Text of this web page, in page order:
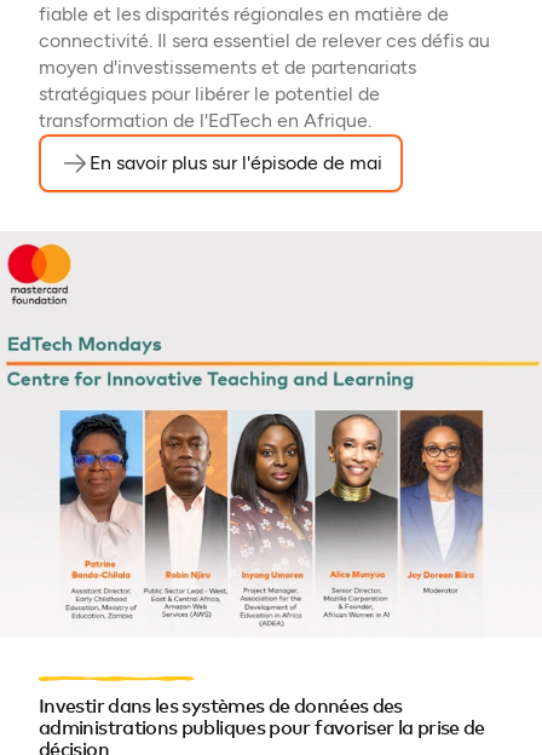
fiable et les disparités régionales en matière de
connectivité. Il sera essentiel de relever ces défis au
moyen d'investissements et de partenariats
stratégiques pour libérer le potentiel de
transformation de l'EdTech en Afrique.
En savoir plus sur l'épisode de mai
Investir dans les systèmes de données des
administrations publiques pour favoriser la prise de
décision